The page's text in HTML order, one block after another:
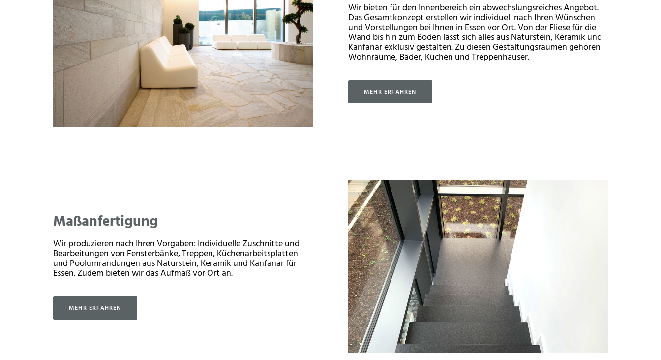
Wir bieten für den Innenbereich ein abwechslungsreiches Angebot.
Das Gesamtkonzept erstellen wir individuell nach Ihren Wünschen
und Vorstellungen bei Ihnen in Essen vor Ort. Von der Fliese für die
Wand bis hin zum Boden lässt sich alles aus Naturstein, Keramik und
Kanfanar exklusiv gestalten. Zu diesen Gestaltungsräumen gehören
Wohnräume, Bäder, Küchen und Treppenhäuser.
MEHR ERFAHREN
Maßanfertigung
Wir produzieren nach Ihren Vorgaben: Individuelle Zuschnitte und
Bearbeitungen von Fensterbänke, Treppen, Küchenarbeitsplatten
und Poolumrandungen aus Naturstein, Keramik und Kanfanar für
Essen. Zudem bieten wir das Aufmaß vor Ort an.
MEHR ERFAHREN